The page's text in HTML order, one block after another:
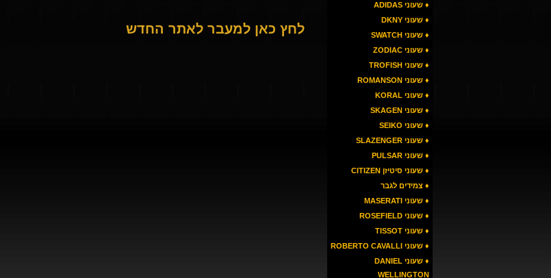
♦ שעוני ADIDAS
♦ שעוני DKNY
♦ שעוני SWATCH
♦ שעוני ZODIAC
♦ שעוני TROFISH
♦ שעוני ROMANSON
♦ שעוני KORAL
♦ שעוני SKAGEN
♦ שעוני SEIKO
♦ שעוני SLAZENGER
♦ שעוני PULSAR
♦ שעוני סיטיזן CITIZEN
♦ צמידים לגבר
♦ שעוני MASERATI
♦ שעוני ROSEFIELD
♦ שעוני TISSOT
♦ שעוני ROBERTO CAVALLI
♦ שעוני DANIEL
WELLINGTON
לחץ כאן למעבר לאתר החדש